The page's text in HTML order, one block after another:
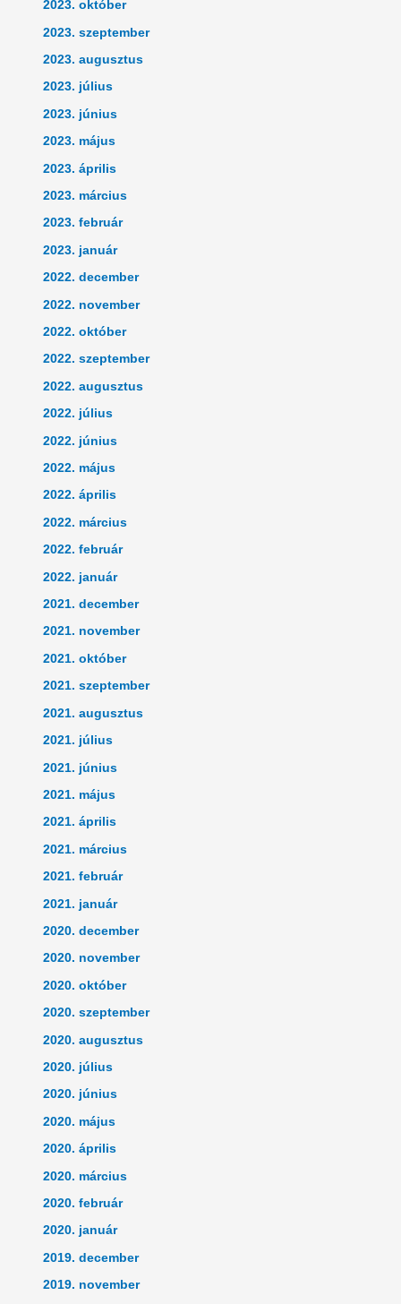
2023. október
2023. szeptember
2023. augusztus
2023. július
2023. június
2023. május
2023. április
2023. március
2023. február
2023. január
2022. december
2022. november
2022. október
2022. szeptember
2022. augusztus
2022. július
2022. június
2022. május
2022. április
2022. március
2022. február
2022. január
2021. december
2021. november
2021. október
2021. szeptember
2021. augusztus
2021. július
2021. június
2021. május
2021. április
2021. március
2021. február
2021. január
2020. december
2020. november
2020. október
2020. szeptember
2020. augusztus
2020. július
2020. június
2020. május
2020. április
2020. március
2020. február
2020. január
2019. december
2019. november